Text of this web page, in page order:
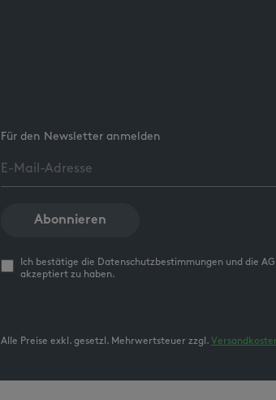
Für den Newsletter anmelden
Abonnieren
Ich bestätige die Datenschutzbestimmungen und die
akzeptiert zu haben.
Alle Preise exkl. gesetzl. Mehrwertsteuer zzgl.